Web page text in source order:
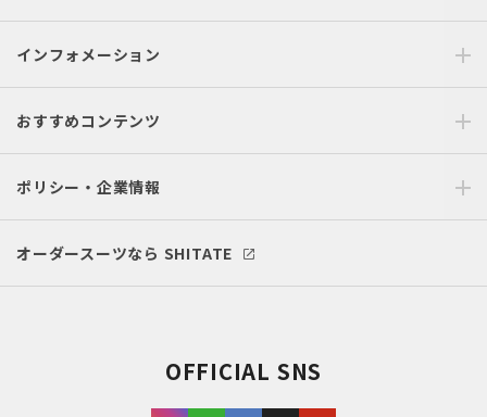
インフォメーション
おすすめコンテンツ
ポリシー・企業情報
オーダースーツなら SHITATE
OFFICIAL SNS